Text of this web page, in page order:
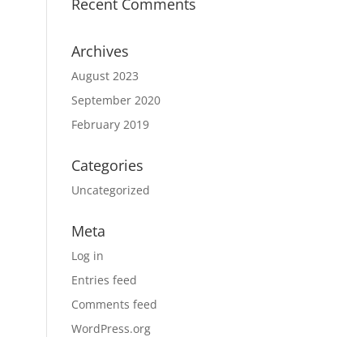
Recent Comments
Archives
August 2023
September 2020
February 2019
Categories
Uncategorized
Meta
Log in
Entries feed
Comments feed
WordPress.org